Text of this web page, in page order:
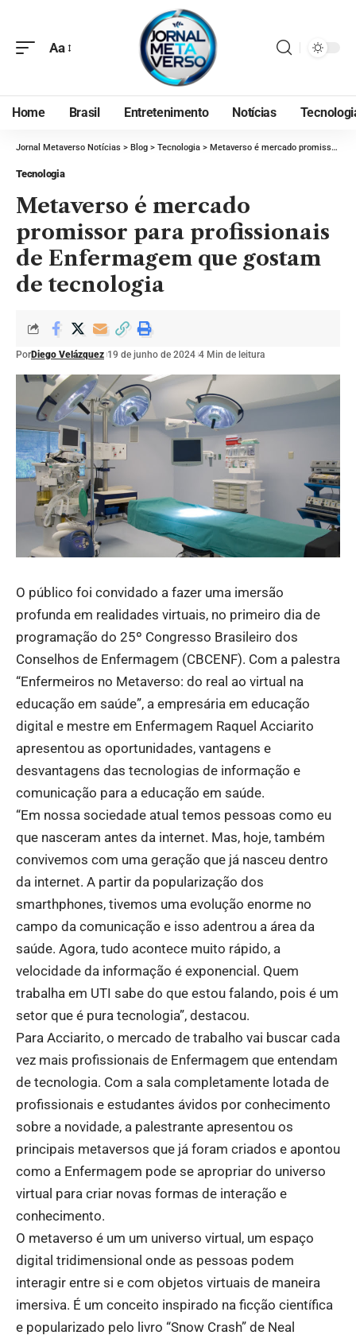
Aa
Home Brasil Entretenimento Notícias
Jornal Metaverso Notícias > Blog > Tecnologia > Metaverso é mercado promissor para profissionais de Enfermagem que gostam de tecnologia
Tecnologia
Metaverso é mercado
promissor para profissionais
de Enfermagem que gostam
de tecnologia
PorDiego Velázquez 19 de junho de 2024 4 Min de leitura
O público foi convidado a fazer uma imersão
profunda em realidades virtuais, no primeiro dia de
programação do 25º Congresso Brasileiro dos
Conselhos de Enfermagem (CBCENF). Com a palestra
“Enfermeiros no Metaverso: do real ao virtual na
educação em saúde”, a empresária em educação
digital e mestre em Enfermagem Raquel Acciarito
apresentou as oportunidades, vantagens e
desvantagens das tecnologias de informação e
comunicação para a educação em saúde.
“Em nossa sociedade atual temos pessoas como eu
que nasceram antes da internet. Mas, hoje, também
convivemos com uma geração que já nasceu dentro
da internet. A partir da popularização dos
smarthphones, tivemos uma evolução enorme no
campo da comunicação e isso adentrou a área da
saúde. Agora, tudo acontece muito rápido, a
velocidade da informação é exponencial. Quem
trabalha em UTI sabe do que estou falando, pois é um
setor que é pura tecnologia”, destacou.
Para Acciarito, o mercado de trabalho vai buscar cada
vez mais profissionais de Enfermagem que entendam
de tecnologia. Com a sala completamente lotada de
profissionais e estudantes ávidos por conhecimento
sobre a novidade, a palestrante apresentou os
principais metaversos que já foram criados e apontou
como a Enfermagem pode se apropriar do universo
virtual para criar novas formas de interação e
conhecimento.
O metaverso é um um universo virtual, um espaço
digital tridimensional onde as pessoas podem
interagir entre si e com objetos virtuais de maneira
imersiva. É um conceito inspirado na ficção científica
e popularizado pelo livro “Snow Crash” de Neal